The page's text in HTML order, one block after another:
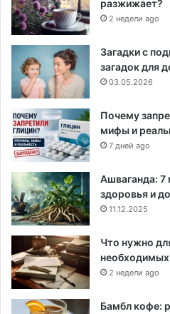
разжижает?
2 недели ago
Загадки с
загадок для
03.05.2026
Почему
мифы и
7 дней ago
Ашваганда:
здоровья и
11.12.2025
Что нужно
2 недели ago
Бамбл кофе: